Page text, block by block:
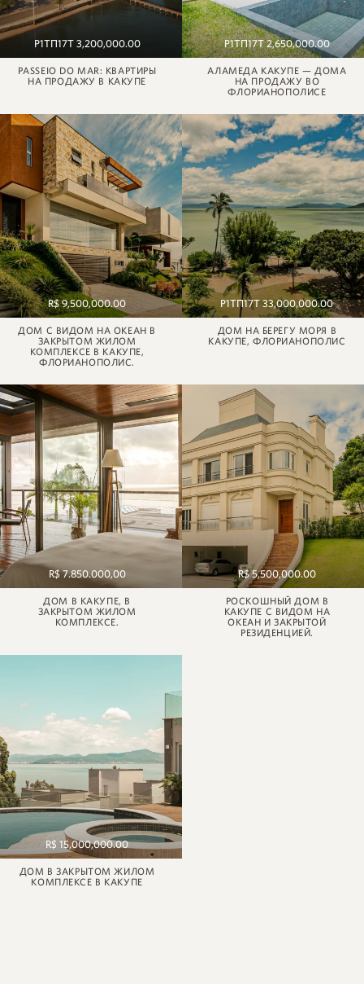
Р1ТП17Т 3,200,000.00
PASSEIO DO MAR: КВАРТИРЫ
НА ПРОДАЖУ В КАКУПЕ
Р1ТП17Т 2,650,000.00
АЛАМЕДА КАКУПЕ — ДОМА
НА ПРОДАЖУ ВО
ФЛОРИАНОПОЛИСЕ
R$ 9,500,000.00
ДОМ С ВИДОМ НА ОКЕАН В
ЗАКРЫТОМ ЖИЛОМ
КОМПЛЕКСЕ В КАКУПЕ,
ФЛОРИАНОПОЛИС.
Р1ТП17Т 33,000,000.00
ДОМ НА БЕРЕГУ МОРЯ В
КАКУПЕ, ФЛОРИАНОПОЛИС
R$ 7.850.000,00
ДОМ В КАКУПЕ, В
ЗАКРЫТОМ ЖИЛОМ
КОМПЛЕКСЕ.
R$ 5,500,000.00
РОСКОШНЫЙ ДОМ В
КАКУПЕ С ВИДОМ НА
ОКЕАН И ЗАКРЫТОЙ
РЕЗИДЕНЦИЕЙ.
R$ 15,000,000.00
ДОМ В ЗАКРЫТОМ ЖИЛОМ
КОМПЛЕКСЕ В КАКУПЕ